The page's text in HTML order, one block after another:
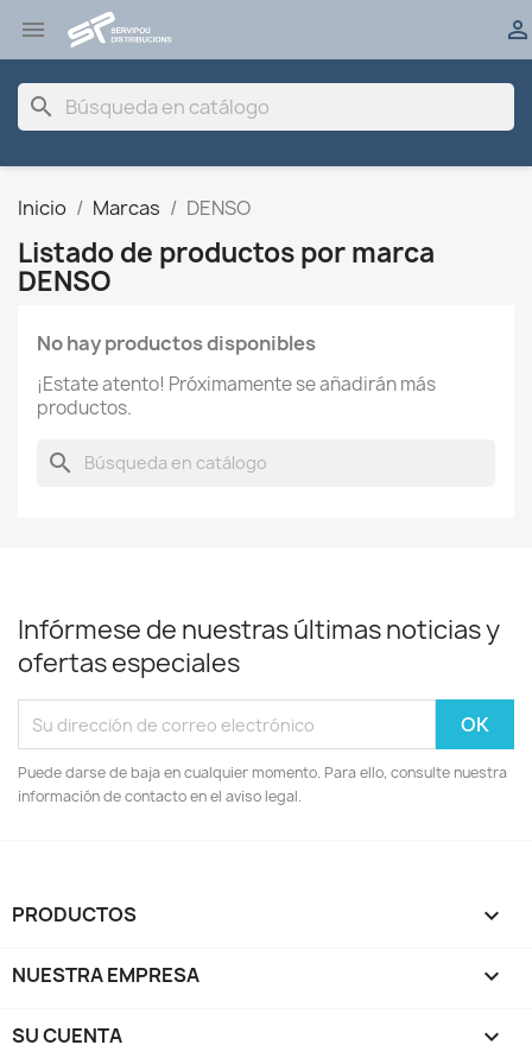
 
search
Inicio Marcas DENSO
Listado de productos por marca
DENSO
No hay productos disponibles
¡Estate atento! Próximamente se añadirán más
productos.
search
Infórmese de nuestras últimas noticias y
ofertas especiales
Puede darse de baja en cualquier momento. Para ello, consulte nuestra
información de contacto en el aviso legal.
PRODUCTOS 
NUESTRA EMPRESA 
SU CUENTA 